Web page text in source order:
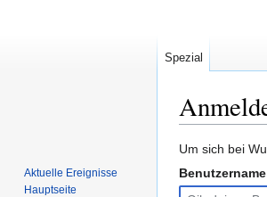
Zur
Navigation
springen
Zur
Suche
springen
Um sich bei
Benutzername
Spezial
Aktuelle Ereignisse
Hauptseite